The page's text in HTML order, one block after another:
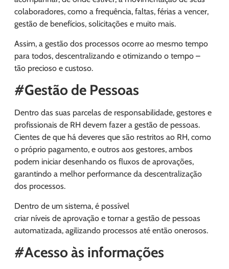
colaboradores, como a frequência, faltas, férias a vencer,
gestão de benefícios, solicitações e muito mais.
Assim, a gestão dos processos ocorre ao mesmo tempo
para todos, descentralizando e otimizando o tempo –
tão precioso e custoso.
#Gestão de Pessoas
Dentro das suas parcelas de responsabilidade, gestores e
profissionais de RH devem fazer a gestão de pessoas.
Cientes de que há deveres que são restritos ao RH, como
o próprio pagamento, e outros aos gestores, ambos
podem iniciar desenhando os fluxos de aprovações,
garantindo a melhor performance da descentralização
dos processos.
Dentro de um sistema, é possível
criar níveis de aprovação e tornar a gestão de pessoas
automatizada, agilizando processos até então onerosos.
#Acesso às informações